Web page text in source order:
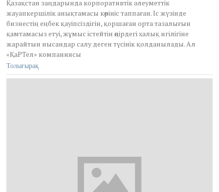
Қазақстан заңдарында корпоративтік әлеуметтік
жауапкершілік анықтамасы көрініс таппаған. Іс жүзінде
бизнестің еңбек қауіпсіздігін, қоршаған орта тазалығын
қамтамасыз етуі, жұмыс істейтін өңірдегі халық игілігіне
жарайтын нысандар салу деген түсінік қолданылады. Ал
«ҚаРТел» компаниясы
Толығырақ